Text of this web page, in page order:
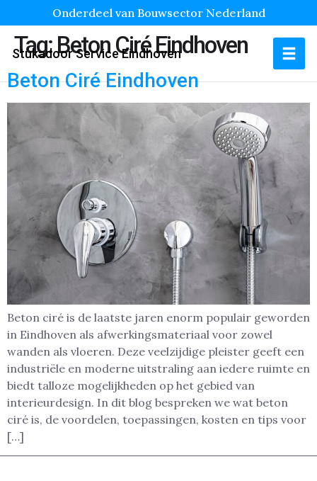
Onderdeel van Bouwsector Nederland
Stukadoor Service Eindhoven
Tag:Beton Ciré Eindhoven
Beton Ciré Eindhoven
Beton ciré is de laatste jaren enorm populair geworden
in Eindhoven als afwerkingsmateriaal voor zowel
wanden als vloeren. Deze veelzijdige pleister geeft een
industriële en moderne uitstraling aan iedere ruimte en
biedt talloze mogelijkheden op het gebied van
interieurdesign. In dit blog bespreken we wat beton
ciré is, de voordelen, toepassingen, kosten en tips voor
[…]